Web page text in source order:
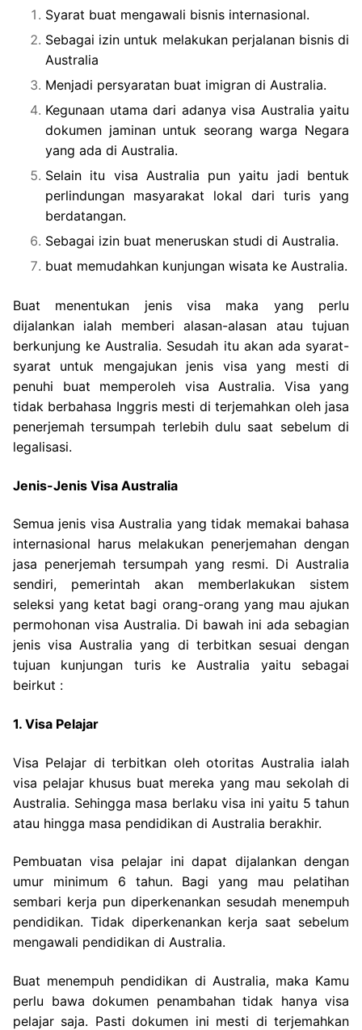
Syarat buat mengawali bisnis internasional.
Sebagai izin untuk melakukan perjalanan bisnis di
Australia
Menjadi persyaratan buat imigran di Australia.
Kegunaan utama dari adanya visa Australia yaitu
dokumen jaminan untuk seorang warga Negara
yang ada di Australia.
Selain itu visa Australia pun yaitu jadi bentuk
perlindungan masyarakat lokal dari turis yang
berdatangan.
Sebagai izin buat meneruskan studi di Australia.
buat memudahkan kunjungan wisata ke Australia.
Buat menentukan jenis visa maka yang perlu
dijalankan ialah memberi alasan-alasan atau tujuan
berkunjung ke Australia. Sesudah itu akan ada syarat-
syarat untuk mengajukan jenis visa yang mesti di
penuhi buat memperoleh visa Australia. Visa yang
tidak berbahasa Inggris mesti di terjemahkan oleh jasa
penerjemah tersumpah terlebih dulu saat sebelum di
legalisasi.
Jenis-Jenis Visa Australia
Semua jenis visa Australia yang tidak memakai bahasa
internasional harus melakukan penerjemahan dengan
jasa penerjemah tersumpah yang resmi. Di Australia
sendiri, pemerintah akan memberlakukan sistem
seleksi yang ketat bagi orang-orang yang mau ajukan
permohonan visa Australia. Di bawah ini ada sebagian
jenis visa Australia yang di terbitkan sesuai dengan
tujuan kunjungan turis ke Australia yaitu sebagai
beirkut :
1. Visa Pelajar
Visa Pelajar di terbitkan oleh otoritas Australia ialah
visa pelajar khusus buat mereka yang mau sekolah di
Australia. Sehingga masa berlaku visa ini yaitu 5 tahun
atau hingga masa pendidikan di Australia berakhir.
Pembuatan visa pelajar ini dapat dijalankan dengan
umur minimum 6 tahun. Bagi yang mau pelatihan
sembari kerja pun diperkenankan sesudah menempuh
pendidikan. Tidak diperkenankan kerja saat sebelum
mengawali pendidikan di Australia.
Buat menempuh pendidikan di Australia, maka Kamu
perlu bawa dokumen penambahan tidak hanya visa
pelajar saja. Pasti dokumen ini mesti di terjemahkan